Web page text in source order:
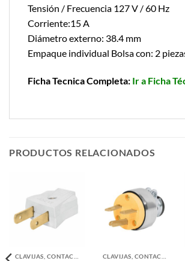
Tensión / Frecuencia 127 V / 60 Hz
Corriente:15 A
Diámetro externo: 38.4 mm
Empaque individual Bolsa con: 2
Ficha Tecnica Completa: Ir a Ficha
PRODUCTOS RELACIONADOS